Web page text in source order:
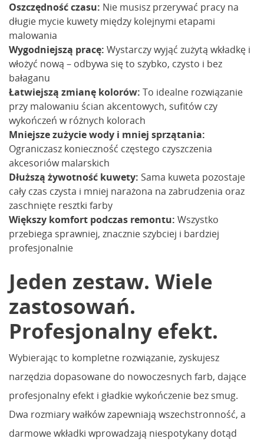
Oszczędność czasu: Nie musisz przerywać pracy na
długie mycie kuwety między kolejnymi etapami
malowania
Wygodniejszą pracę: Wystarczy wyjąć zużytą wkładkę i
włożyć nową – odbywa się to szybko, czysto i bez
bałaganu
Łatwiejszą zmianę kolorów: To idealne rozwiązanie
przy malowaniu ścian akcentowych, sufitów czy
wykończeń w różnych kolorach
Mniejsze zużycie wody i mniej sprzątania:
Ograniczasz konieczność częstego czyszczenia
akcesoriów malarskich
Dłuższą żywotność kuwety: Sama kuweta pozostaje
cały czas czysta i mniej narażona na zabrudzenia oraz
zaschnięte resztki farby
Większy komfort podczas remontu: Wszystko
przebiega sprawniej, znacznie szybciej i bardziej
profesjonalnie
Jeden zestaw. Wiele
zastosowań.
Profesjonalny efekt.
Wybierając to kompletne rozwiązanie, zyskujesz
narzędzia dopasowane do nowoczesnych farb, dające
profesjonalny efekt i gładkie wykończenie bez smug.
Dwa rozmiary wałków zapewniają wszechstronność, a
darmowe wkładki wprowadzają niespotykany dotąd